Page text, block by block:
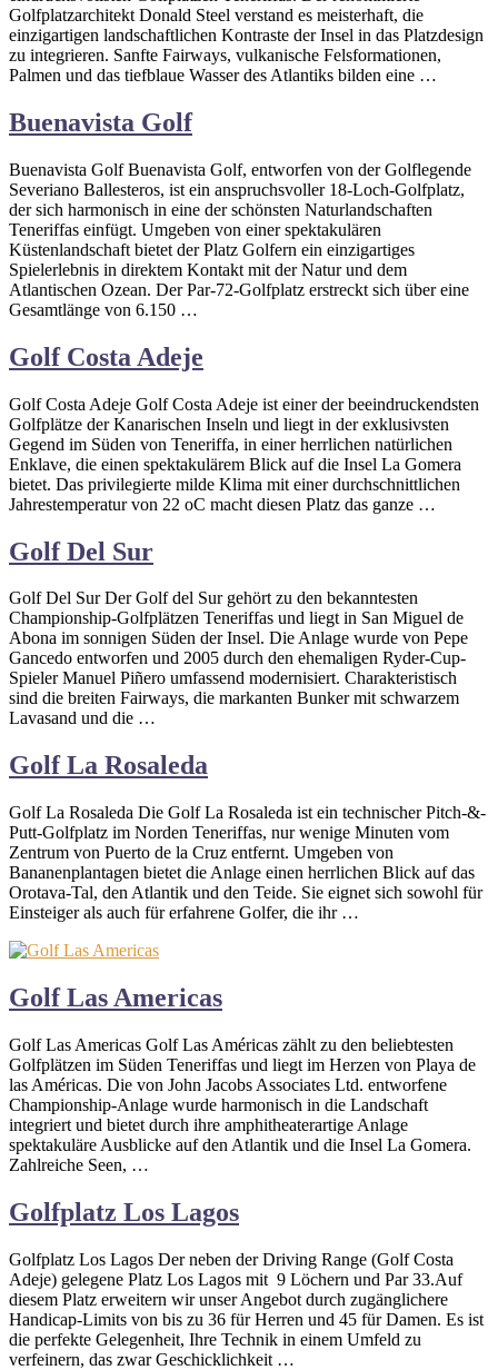
Golfplatzarchitekt Donald Steel verstand es meisterhaft, die
einzigartigen landschaftlichen Kontraste der Insel in das Platzdesign
zu integrieren. Sanfte Fairways, vulkanische Felsformationen,
Palmen und das tiefblaue Wasser des Atlantiks bilden eine …
Buenavista Golf
Buenavista Golf Buenavista Golf, entworfen von der Golflegende
Severiano Ballesteros, ist ein anspruchsvoller 18-Loch-Golfplatz,
der sich harmonisch in eine der schönsten Naturlandschaften
Teneriffas einfügt. Umgeben von einer spektakulären
Küstenlandschaft bietet der Platz Golfern ein einzigartiges
Spielerlebnis in direktem Kontakt mit der Natur und dem
Atlantischen Ozean. Der Par-72-Golfplatz erstreckt sich über eine
Gesamtlänge von 6.150 …
Golf Costa Adeje
Golf Costa Adeje Golf Costa Adeje ist einer der beeindruckendsten
Golfplätze der Kanarischen Inseln und liegt in der exklusivsten
Gegend im Süden von Teneriffa, in einer herrlichen natürlichen
Enklave, die einen spektakulärem Blick auf die Insel La Gomera
bietet. Das privilegierte milde Klima mit einer durchschnittlichen
Jahrestemperatur von 22 oC macht diesen Platz das ganze …
Golf Del Sur
Golf Del Sur Der Golf del Sur gehört zu den bekanntesten
Championship-Golfplätzen Teneriffas und liegt in San Miguel de
Abona im sonnigen Süden der Insel. Die Anlage wurde von Pepe
Gancedo entworfen und 2005 durch den ehemaligen Ryder-Cup-
Spieler Manuel Piñero umfassend modernisiert. Charakteristisch
sind die breiten Fairways, die markanten Bunker mit schwarzem
Lavasand und die …
Golf La Rosaleda
Golf La Rosaleda Die Golf La Rosaleda ist ein technischer Pitch-&-
Putt-Golfplatz im Norden Teneriffas, nur wenige Minuten vom
Zentrum von Puerto de la Cruz entfernt. Umgeben von
Bananenplantagen bietet die Anlage einen herrlichen Blick auf das
Orotava-Tal, den Atlantik und den Teide. Sie eignet sich sowohl für
Einsteiger als auch für erfahrene Golfer, die ihr …
Golf Las Americas
Golf Las Americas Golf Las Américas zählt zu den beliebtesten
Golfplätzen im Süden Teneriffas und liegt im Herzen von Playa de
las Américas. Die von John Jacobs Associates Ltd. entworfene
Championship-Anlage wurde harmonisch in die Landschaft
integriert und bietet durch ihre amphitheaterartige Anlage
spektakuläre Ausblicke auf den Atlantik und die Insel La Gomera.
Zahlreiche Seen, …
Golfplatz Los Lagos
Golfplatz Los Lagos Der neben der Driving Range (Golf Costa
Adeje) gelegene Platz Los Lagos mit 9 Löchern und Par 33.Auf
diesem Platz erweitern wir unser Angebot durch zugänglichere
Handicap-Limits von bis zu 36 für Herren und 45 für Damen. Es ist
die perfekte Gelegenheit, Ihre Technik in einem Umfeld zu
verfeinern, das zwar Geschicklichkeit …